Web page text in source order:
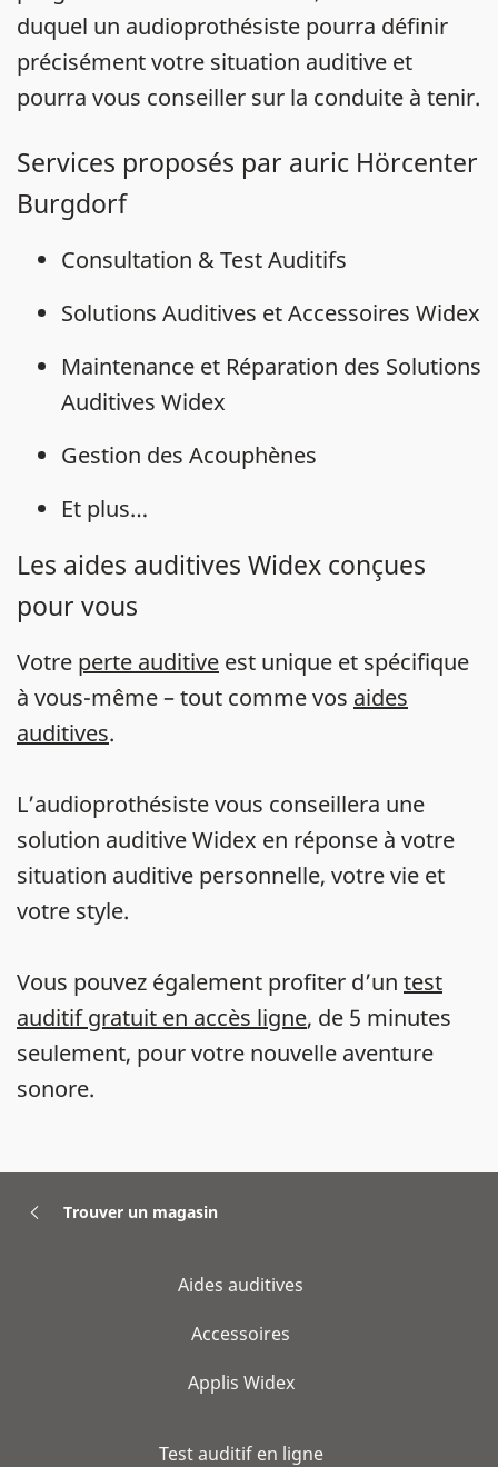
duquel un audioprothésiste pourra définir
précisément votre situation auditive et
pourra vous conseiller sur la conduite à tenir.
Services proposés par auric Hörcenter
Burgdorf
Consultation & Test Auditifs
Solutions Auditives et Accessoires Widex
Maintenance et Réparation des Solutions
Auditives Widex
Gestion des Acouphènes
Et plus…
Les aides auditives Widex conçues
pour vous
Votre perte auditive est unique et spécifique
à vous-même – tout comme vos aides
auditives.
L’audioprothésiste vous conseillera une
solution auditive Widex en réponse à votre
situation auditive personnelle, votre vie et
votre style.
Vous pouvez également profiter d’un test
auditif gratuit en accès ligne, de 5 minutes
seulement, pour votre nouvelle aventure
sonore.
Trouver un magasin
Aides auditives
Accessoires
Applis Widex
Test auditif en ligne